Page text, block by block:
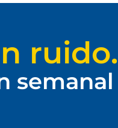
ruido.
semanal